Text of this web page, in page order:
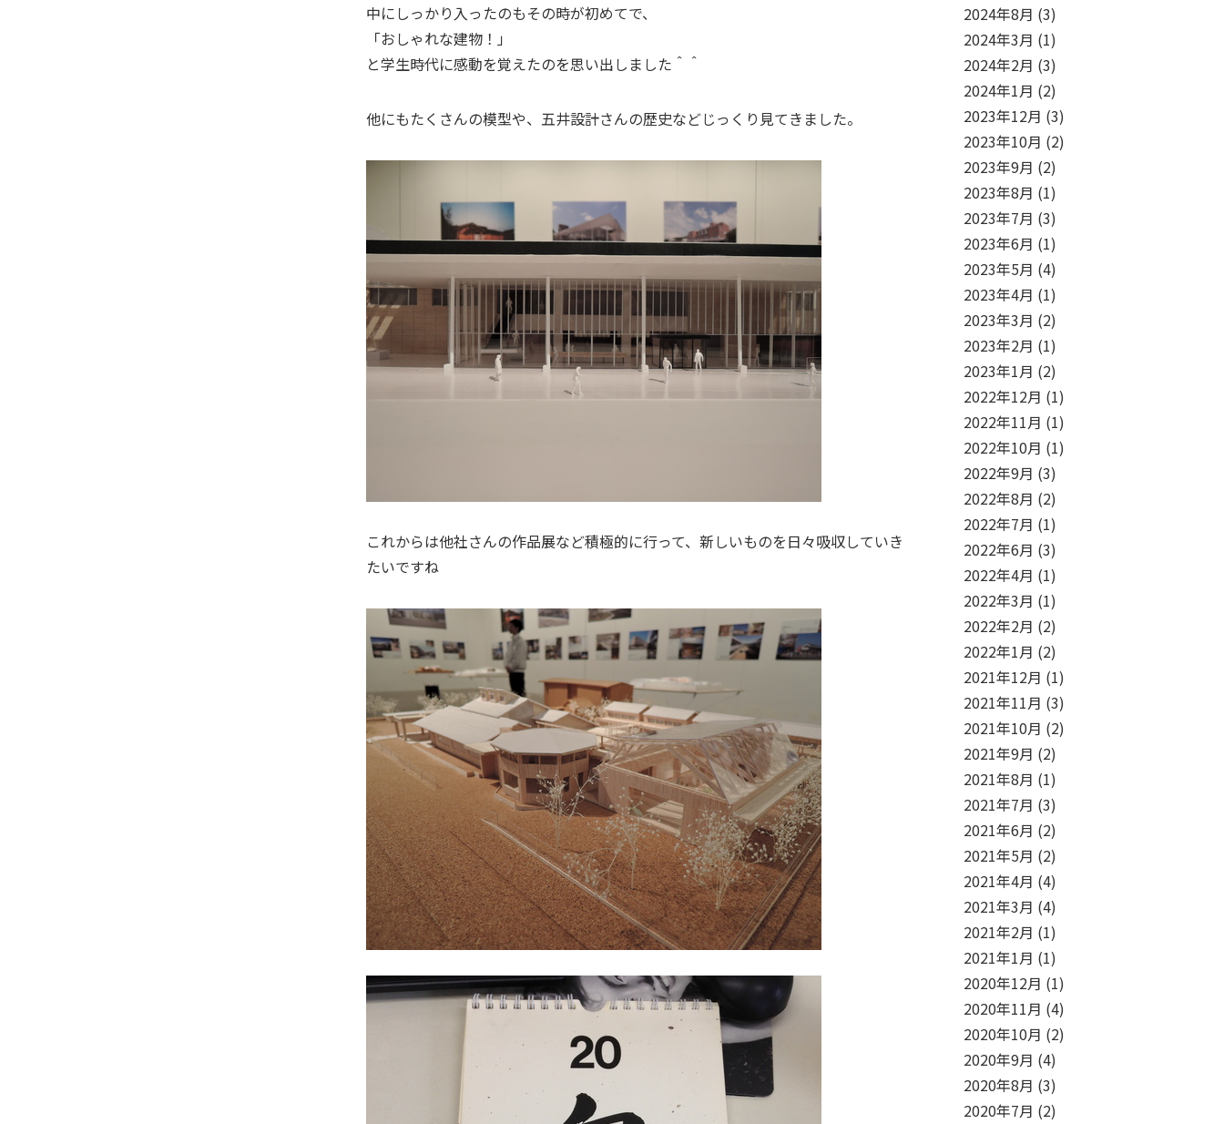
中にしっかり入ったのもその時が初めてで、
「おしゃれな建物！」
と学生時代に感動を覚えたのを思い出しました＾＾
他にもたくさんの模型や、五井設計さんの歴史などじっくり見てきました。
これからは他社さんの作品展など積極的に行って、新しいものを日々吸収していき
たいですね
2024年8月 (3)
2024年3月 (1)
2024年2月 (3)
2024年1月 (2)
2023年12月 (3)
2023年10月 (2)
2023年9月 (2)
2023年8月 (1)
2023年7月 (3)
2023年6月 (1)
2023年5月 (4)
2023年4月 (1)
2023年3月 (2)
2023年2月 (1)
2023年1月 (2)
2022年12月 (1)
2022年11月 (1)
2022年10月 (1)
2022年9月 (3)
2022年8月 (2)
2022年7月 (1)
2022年6月 (3)
2022年4月 (1)
2022年3月 (1)
2022年2月 (2)
2022年1月 (2)
2021年12月 (1)
2021年11月 (3)
2021年10月 (2)
2021年9月 (2)
2021年8月 (1)
2021年7月 (3)
2021年6月 (2)
2021年5月 (2)
2021年4月 (4)
2021年3月 (4)
2021年2月 (1)
2021年1月 (1)
2020年12月 (1)
2020年11月 (4)
2020年10月 (2)
2020年9月 (4)
2020年8月 (3)
2020年7月 (2)